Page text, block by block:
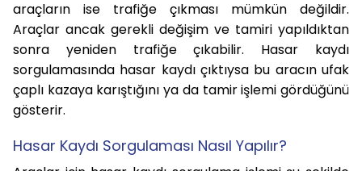
araçların ise trafiğe çıkması mümkün değildir.
Araçlar ancak gerekli değişim ve tamiri yapıldıktan
sonra yeniden trafiğe çıkabilir. Hasar kaydı
sorgulamasında hasar kaydı çıktıysa bu aracın ufak
çaplı kazaya karıştığını ya da tamir işlemi gördüğünü
gösterir.
Hasar Kaydı Sorgulaması Nasıl Yapılır?